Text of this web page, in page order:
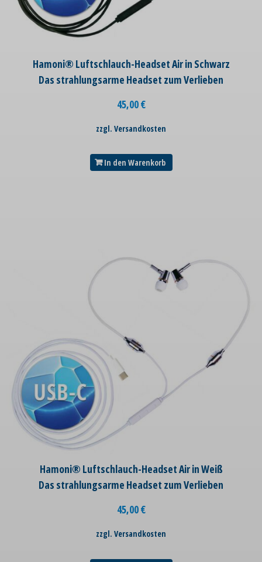
Hamoni® Luftschlauch-Headset Air in Schwarz
Das strahlungsarme Headset zum Verlieben
45,00€
zzgl. Versandkosten
In den Warenkorb
Hamoni® Luftschlauch-Headset Air in Weiß
Das strahlungsarme Headset zum Verlieben
45,00€
zzgl. Versandkosten